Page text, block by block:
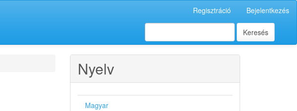
Regisztráció Bejelentkezés
Keresés
Nyelv
Magyar